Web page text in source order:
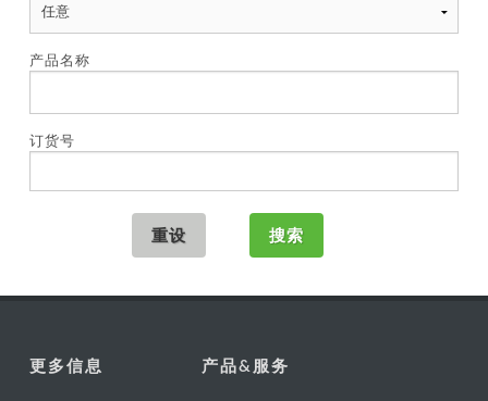
产品名称
订货号
更多信息 产品&服务